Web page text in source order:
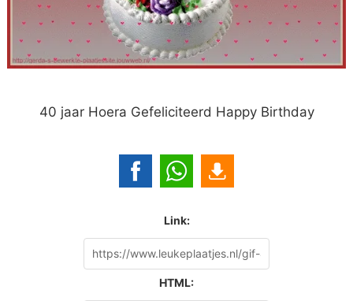
40 jaar Hoera Gefeliciteerd Happy Birthday
Link:
HTML: